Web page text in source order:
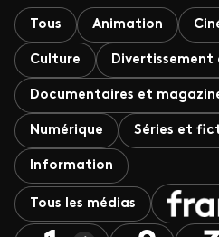
Tous Animation
Culture Divertissement
Documentaires et
Numérique Séries et
Information
Tous les médias